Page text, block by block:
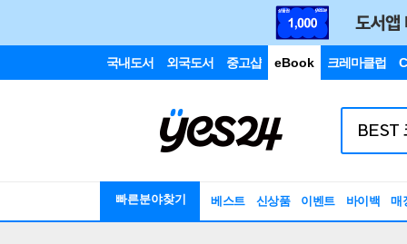
국내도서 외국도서 중고샵 eBook 크레마클럽
빠른분야찾기 베스트 신상품 이벤트 바이백 매